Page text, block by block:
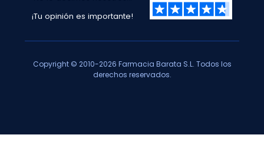
¡Tu opinión es importante!
Copyright © 2010-2026 Farmacia Barata S.L. Todos los
derechos reservados.